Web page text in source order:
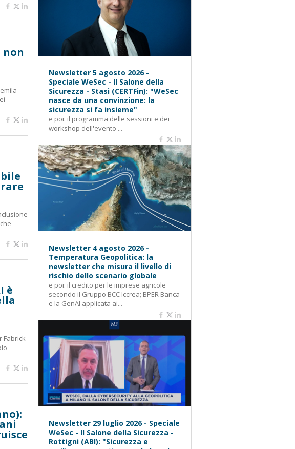
non
è
Fabrick
Newsletter 5 agosto 2026 -
Speciale WeSec - Il Salone della
Sicurezza - Stasi (CERTFin): "WeSec
nasce da una convinzione: la
sicurezza si fa insieme"
e poi: il programma delle sessioni e dei
workshop dell'evento ...
Newsletter 4 agosto 2026 -
Temperatura Geopolitica: la
newsletter che misura il livello di
rischio dello scenario globale
e poi: il credito per le imprese agricole
secondo il Gruppo BCC Iccrea; BPER Banca
e la GenAI applicata ai...
Newsletter 29 luglio 2026 - Speciale
WeSec - Il Salone della Sicurezza -
Rottigni (ABI): "Sicurezza e